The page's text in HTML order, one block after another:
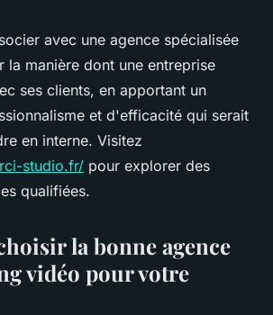
avec une agence spécialisée
la manière dont une entreprise
ses clients, en apportant un
et d'efficacité qui serait
en interne. Visitez
studio.fr/ pour explorer des
qualifiées.
la bonne agence
vidéo pour votre